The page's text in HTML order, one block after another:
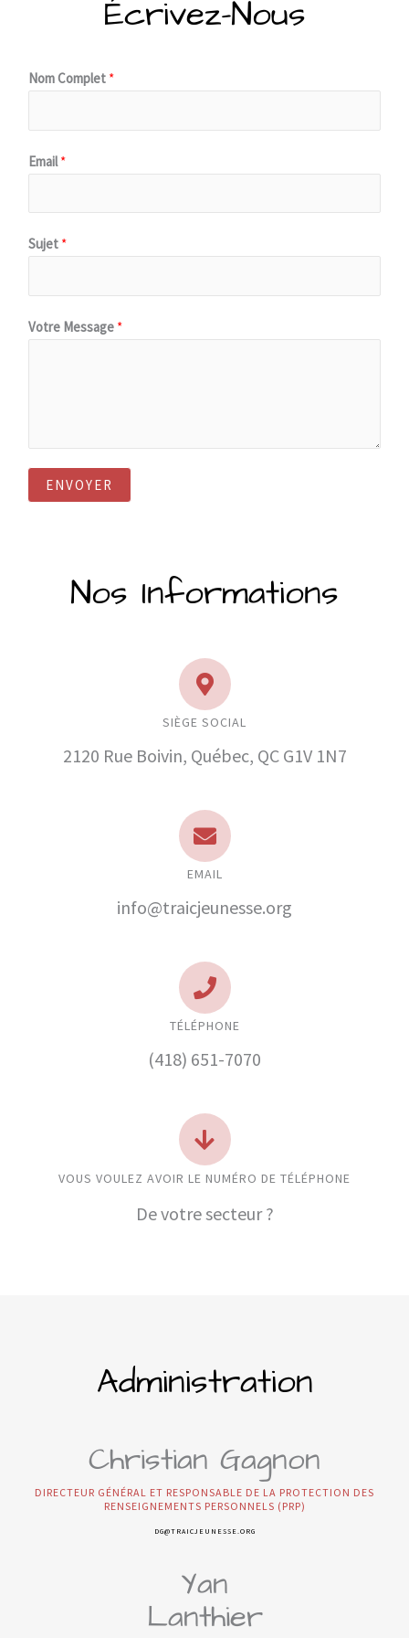
Nos Informations
SIÈGE SOCIAL
2120 Rue Boivin, Québec, QC G1V 1N7
EMAIL
info@traicjeunesse.org
TÉLÉPHONE
(418) 651-7070
VOUS VOULEZ AVOIR LE NUMÉRO DE TÉLÉPHONE
De votre secteur ?
Écrivez-Nous
Nom Complet *
Email*
Sujet *
Votre Message *
ENVOYER
Administration
Christian Gagnon
DIRECTEUR GÉNÉRAL ET RESPONSABLE DE LA PROTECTION DES
RENSEIGNEMENTS PERSONNELS (PRP)
DG@TRAICJEUNESSE.ORG
Yan
Lanthier